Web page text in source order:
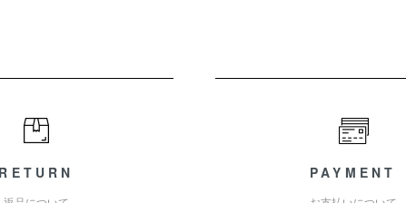
RETURN PAYMENT